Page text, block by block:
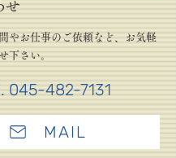
せ
やお仕事のご依頼など、お気軽
下さい。
045-482-7131
MAIL